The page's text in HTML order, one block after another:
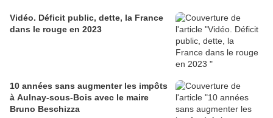
Vidéo. Déficit public, dette, la France
dans le rouge en 2023
10 années sans augmenter les impôts
à Aulnay-sous-Bois avec le maire
Bruno Beschizza